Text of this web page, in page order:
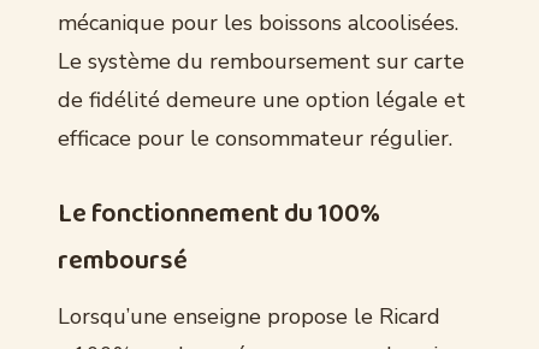
mécanique pour les boissons alcoolisées.
Le système du remboursement sur carte
de fidélité demeure une option légale et
efficace pour le consommateur régulier.
Le fonctionnement du 100%
remboursé
Lorsqu’une enseigne propose le Ricard